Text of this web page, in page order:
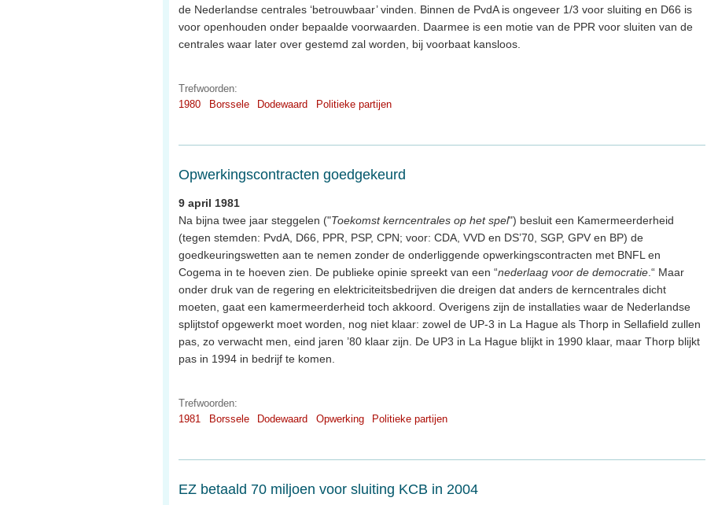
de Nederlandse centrales ‘betrouwbaar’ vinden. Binnen de PvdA is ongeveer 1/3 voor sluiting en D66 is
voor openhouden onder bepaalde voorwaarden. Daarmee is een motie van de PPR voor sluiten van de
centrales waar later over gestemd zal worden, bij voorbaat kansloos.
Trefwoorden:
1980
Borssele Dodewaard Politieke partijen
Opwerkingscontracten goedgekeurd
9 april 1981
Na bijna twee jaar steggelen ("Toekomst kerncentrales op het spel") besluit een Kamermeerderheid
(tegen stemden: PvdA, D66, PPR, PSP, CPN; voor: CDA, VVD en DS’70, SGP, GPV en BP) de
goedkeuringswetten aan te nemen zonder de onderliggende opwerkingscontracten met BNFL en
Cogema in te hoeven zien. De publieke opinie spreekt van een “nederlaag voor de democratie .“ Maar
onder druk van de regering en elektriciteitsbedrijven die dreigen dat anders de kerncentrales dicht
moeten, gaat een kamermeerderheid toch akkoord. Overigens zijn de installaties waar de Nederlandse
splijtstof opgewerkt moet worden, nog niet klaar: zowel de UP-3 in La Hague als Thorp in Sellafield zullen
pas, zo verwacht men, eind jaren ’80 klaar zijn. De UP3 in La Hague blijkt in 1990 klaar, maar Thorp blijkt
pas in 1994 in bedrijf te komen.
Trefwoorden:
1981
Borssele Dodewaard Opwerking Politieke partijen
EZ betaald 70 miljoen voor sluiting KCB in 2004